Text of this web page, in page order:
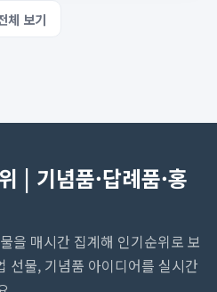
체 보기
| 기념품·답례품·홍
을 매시간 집계해 인기순위로 보
선물, 기념품 아이디어를 실시간